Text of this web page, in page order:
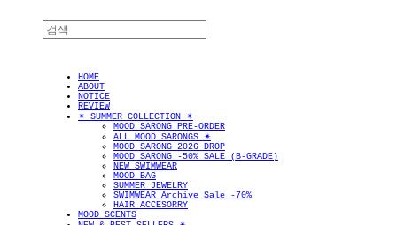
HOME
ABOUT
NOTICE
REVIEW
✴︎ SUMMER COLLECTION ✴︎
MOOD SARONG PRE-ORDER
ALL MOOD SARONGS ✴︎
MOOD SARONG 2026 DROP
MOOD SARONG -50% SALE (B-GRADE)
NEW SWIMWEAR
MOOD BAG
SUMMER JEWELRY
SWIMWEAR Archive Sale -70%
HAIR ACCESORRY
MOOD SCENTS